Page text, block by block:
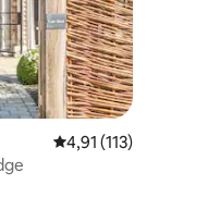
commentaires : 4,96 sur 5
Évaluation moyenne
4,91 (113)